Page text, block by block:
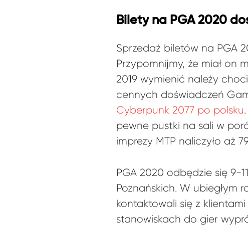
Bilety na PGA 2020
Sprzedaż biletów na PGA
Przypomnijmy, że miał on
2019 wymienić należy
cennych doświadczeń
Cyberpunk 2077 po polsku
pewne pustki na sali w
imprezy MTP naliczyło aż
PGA 2020 odbędzie się 9-
Poznańskich. W ubiegłym
kontaktowali się z
stanowiskach do gier